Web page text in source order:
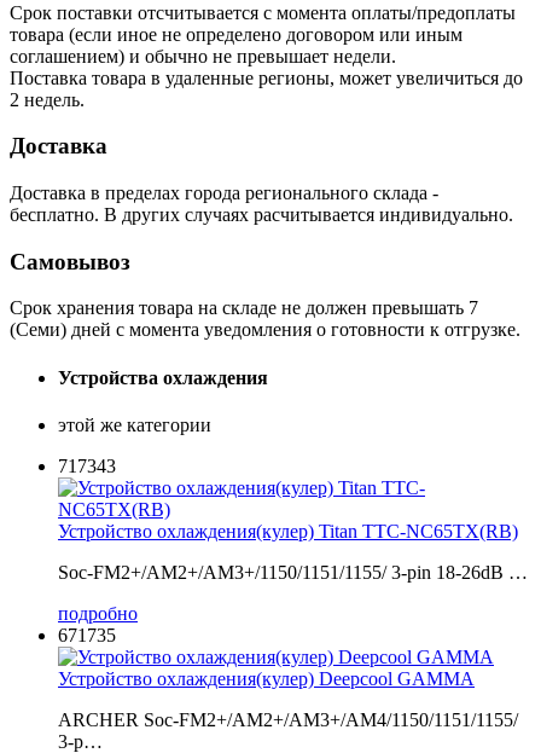
Срок поставки отсчитывается с момента оплаты/предоплаты
товара (если иное не определено договором или иным
соглашением) и обычно не превышает недели.
Поставка товара в удаленные регионы, может увеличиться до
2 недель.
Доставка
Доставка в пределах города регионального склада -
бесплатно. В других случаях расчитывается индивидуально.
Самовывоз
Срок хранения товара на складе не должен превышать 7
(Семи) дней с момента уведомления о готовности к отгрузке.
Устройства охлаждения
этой же категории
717343
Устройство охлаждения(кулер) Titan TTC-NC65TX(RB)
Soc-FM2+/AM2+/AM3+/1150/1151/1155/ 3-pin 18-26dB …
подробно
671735
Устройство охлаждения(кулер) Deepcool GAMMA
ARCHER Soc-FM2+/AM2+/AM3+/AM4/1150/1151/1155/
3-p…